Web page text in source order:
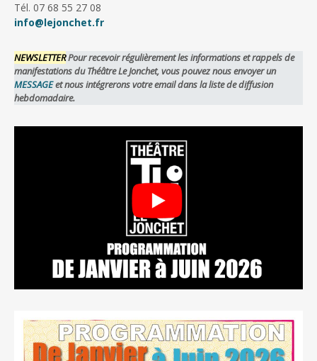
Tél. 07 68 55 27 08
info@lejonchet.fr
NEWSLETTERPour recevoir régulièrement les informations et rappels de
manifestations du Théâtre Le Jonchet, vous pouvez nous envoyer un
MESSAGEet nous intégrerons votre email dans la liste de diffusion
hebdomadaire.